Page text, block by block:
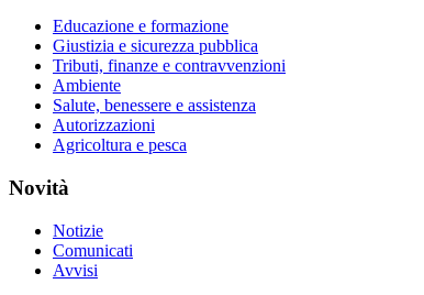
Educazione e formazione
Giustizia e sicurezza pubblica
Tributi, finanze e contravvenzioni
Ambiente
Salute, benessere e assistenza
Autorizzazioni
Agricoltura e pesca
Novità
Notizie
Comunicati
Avvisi